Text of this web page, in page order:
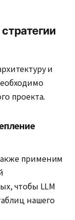
и
проекта.
применим
чтобы LLM
нашего